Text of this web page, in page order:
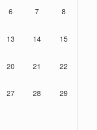
6 7 8
13 14 15
20 21 22
27 28 29